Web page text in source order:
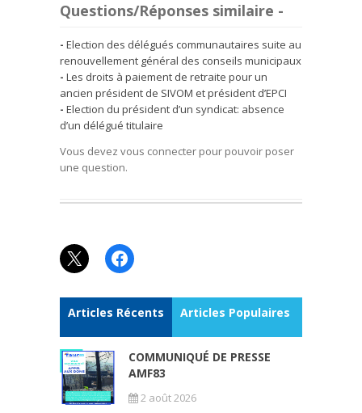
Questions/Réponses similaire -
Election des délégués communautaires suite au
renouvellement général des conseils municipaux
Les droits à paiement de retraite pour un
ancien président de SIVOM et président d’EPCI
Election du président d’un syndicat: absence
d’un délégué titulaire
Vous devez vous connecter pour pouvoir poser
une question.
X Facebook
Articles Récents Articles Populaires
COMMUNIQUÉ DE PRESSE
AMF83
2 août 2026